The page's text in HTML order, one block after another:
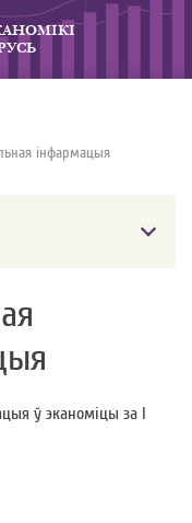
iнфармацыя
ў эканоміцы за I